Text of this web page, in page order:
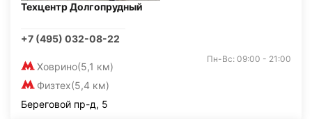
Техцентр Долгопрудный
+7 (495) 032-08-22
Ховрино(5,1 км)
Физтех(5,4 км)
Пн-Вс: 09:00 - 21:00
Береговой пр-д, 5